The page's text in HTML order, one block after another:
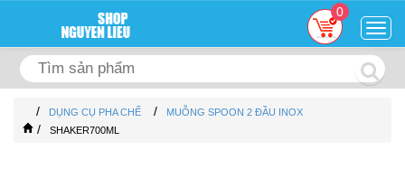
0
/ DỤNG CỤ PHA CHẾ / MUỖNG SPOON 2 ĐẦU INOX
/ SHAKER700ML